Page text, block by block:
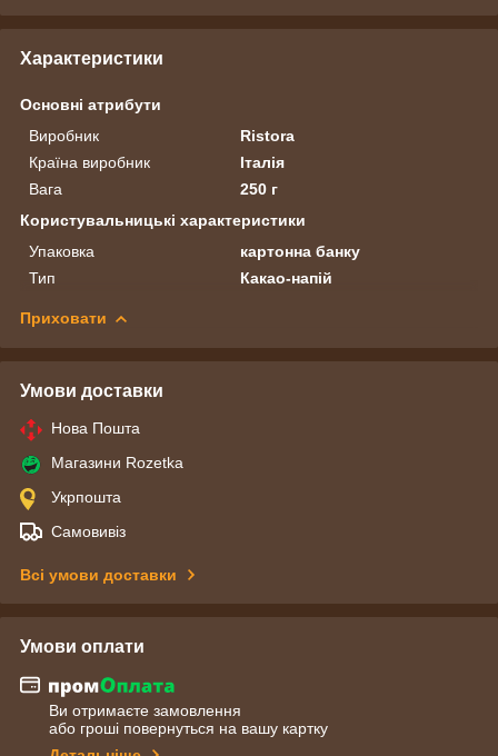
Характеристики
Основні атрибути
Виробник
Ristora
Країна виробник
Італія
Вага
250 г
Користувальницькі характеристики
Упаковка
картонна банку
Тип
Какао-напій
Приховати
Умови доставки
Нова Пошта
Магазини Rozetka
Укрпошта
Самовивіз
Всі умови доставки
Умови оплати
Ви отримаєте замовлення
або гроші повернуться на вашу картку